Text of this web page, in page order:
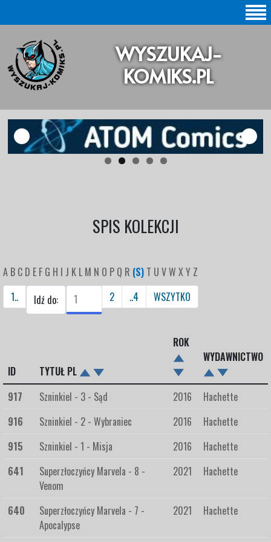
SZUKAJ |
BAZA KOMIKSÓW |
KOMIKSY POLSKIE
KOLEKCJE KOMIKSÓW
WYSZUKAJ-
KOMIKS.PL
SPIS KOLEKCJI
A B C D E F G H I J K L M N O P Q R (S) T U VW XY Z
1..
Idź do: 2 ..4 WSZYTKO
ID TYTUŁ PL
ROK
WYDAWNICTWO
917 Szninkiel - 3 - Sąd 2016
Hachette
916
Szninkiel - 2 - Wybraniec 2016
Hachette
915
Szninkiel - 1 - Misja 2016
Hachette
641
Superzłoczyńcy Marvela - 8 -
Venom
2021 Hachette
640
Superzłoczyńcy Marvela - 7 -
Apocalypse
2021 Hachette